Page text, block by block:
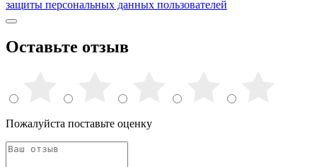
защиты персональных данных пользователей
Оставьте отзыв
Пожалуйста поставьте оценку